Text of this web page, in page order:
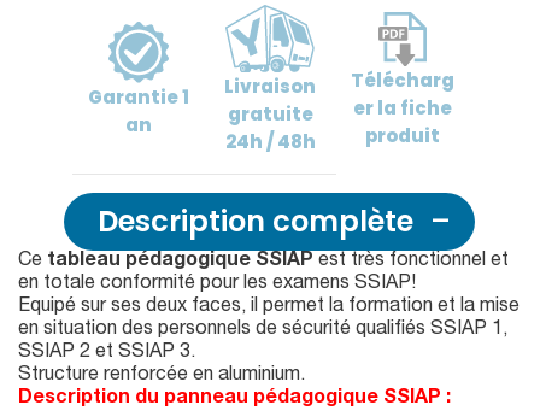
Garantie1
an
Livraison
gratuite
24h / 48h
Télécharg
erla fiche
produit
Description complète
Ce tableau pédagogique SSIAP est très fonctionnel et
en totale conformité pour les examens SSIAP!
Equipé sur ses deux faces, il permet la formation et la mise
en situation des personnels de sécurité qualifiés SSIAP 1,
SSIAP 2 et SSIAP 3.
Structure renforcée en aluminium.
Description du panneau pédagogique SSIAP :